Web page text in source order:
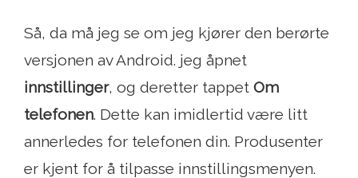
Så, da må jeg se om jeg kjører den berørte
versjonen av Android. jeg åpnet
innstillinger, og deretter tappet Om
telefonen. Dette kan imidlertid være litt
annerledes for telefonen din. Produsenter
er kjent for å tilpasse innstillingsmenyen.